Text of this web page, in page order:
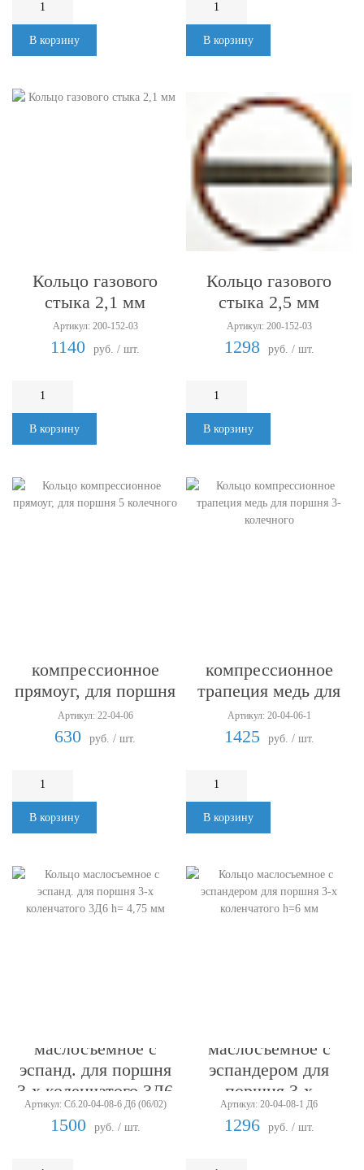
В корзину В корзину
Кольцо газового
стыка 2,1 мм
Артикул: 200-152-03
1140 руб. / шт.
В корзину
Кольцо газового
стыка 2,5 мм
Артикул: 200-152-03
1298 руб. / шт.
В корзину
компрессионное
прямоуг, для поршня
5 колечного
Артикул: 22-04-06
630 руб. / шт.
В корзину
компрессионное
трапеция медь для
поршня 3-колечного
Артикул: 20-04-06-1
1425 руб. / шт.
В корзину
маслосъемное с
эспанд. для поршня
3-х коленчатого 3Д6
h= 4,75 мм
Артикул: Сб.20-04-08-6 Д6 (06/02)
1500 руб. / шт.
маслосъемное с
эспандером для
поршня 3-х
коленчатого h=6 мм
Артикул: 20-04-08-1 Д6
1296 руб. / шт.